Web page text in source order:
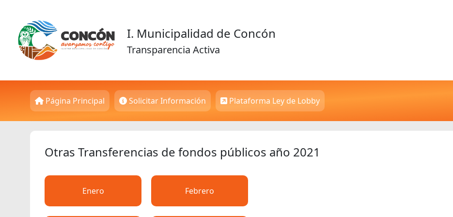
I. Municipalidad de Concón
Transparencia Activa
Página Principal Solicitar Información Plataforma Ley de Lobby
Otras Transferencias de fondos públicos año 2021
Enero Febrero